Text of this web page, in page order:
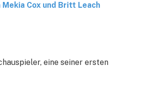
Cox und Britt Leach
eine seiner ersten